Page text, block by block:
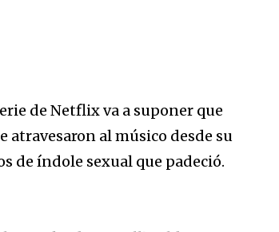
de Netflix va a suponer que
atravesaron al músico desde su
de índole sexual que padeció.